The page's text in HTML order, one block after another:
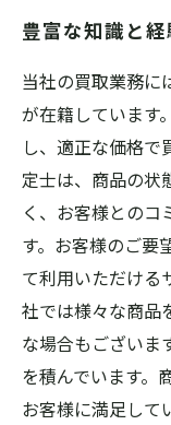
豊富な知識と
当社の買取業務に
が在籍しています
し、適正な価格で
定士は、商品の状
く、お客様とのコ
す。お客様のご要
て利用いただける
社では様々な商品
な場合もございま
を積んでいます。
お客様に満足して